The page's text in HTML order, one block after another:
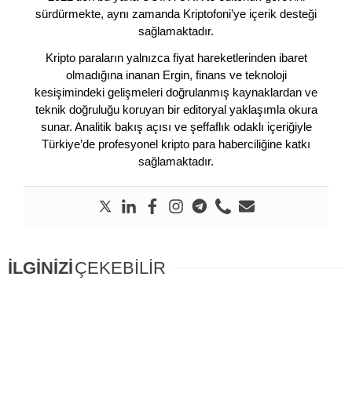
sürdürmekte, aynı zamanda Kriptofoni’ye içerik desteği
sağlamaktadır.
Kripto paraların yalnızca fiyat hareketlerinden ibaret
olmadığına inanan Ergin, finans ve teknoloji
kesişimindeki gelişmeleri doğrulanmış kaynaklardan ve
teknik doğruluğu koruyan bir editoryal yaklaşımla okura
sunar. Analitik bakış açısı ve şeffaflık odaklı içeriğiyle
Türkiye’de profesyonel kripto para haberciliğine katkı
sağlamaktadır.
İLGİNİZİÇEKEBİLİR